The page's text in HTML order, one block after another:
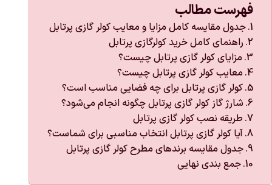
فهرست مطالب
جدول مقایسه کامل مزایا و معایب کولر گازی پرتابل
راهنمای کامل خرید کولرگازی پرتابل
مزایای کولر گازی پرتابل چیست؟
معایب کولر گازی پرتابل چیست؟
کولر گازی پرتابل برای چه فضایی مناسب است؟
شارژ گاز کولر گازی پرتابل چگونه انجام می‌شود؟
طریقه نصب کولر گازی پرتابل
آیا کولر گازی پرتابل انتخاب مناسبی برای شماست؟
جدول مقایسه برندهای مطرح کولر گازی پرتابل
جمع بندی نهایی